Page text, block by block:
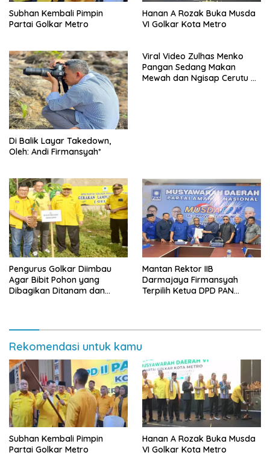
Subhan Kembali Pimpin
Partai Golkar Metro
Hanan A Rozak Buka Musda
VI Golkar Kota Metro
Di Balik Layar Takedown,
Oleh: Andi Firmansyah*
Viral Video Zulhas Menko
Pangan Sedang Makan
Mewah dan Ngisap Cerutu di
Pengurus Golkar Diimbau
Agar Bibit Pohon yang
Dibagikan Ditanam dan
Mantan Rektor IIB
Darmajaya Firmansyah
Terpilih Ketua DPD PAN
Rekomendasi untuk kamu
Subhan Kembali Pimpin
Partai Golkar Metro
Hanan A Rozak Buka Musda
VI Golkar Kota Metro